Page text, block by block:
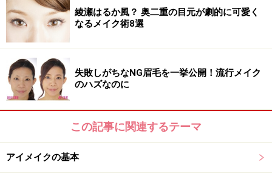
2. 同じ色を下まぶたにも塗る
まつげの生え際にブラシを置いて外側にはらう
アイホールに使用した色を、下まぶたにも塗っていきま
す。同じ色を使用することで、目元全体に統一感が生ま
れ、下まぶたに入れることによって、錯覚を利用し目を
綾瀬はるか風？ 奥二重の目元が劇的に可愛く
なるメイク術8選
失敗しがちなNG眉毛を一挙公開！流行メイク
のハズなのに
この記事に関連するテーマ
アイメイクの基本